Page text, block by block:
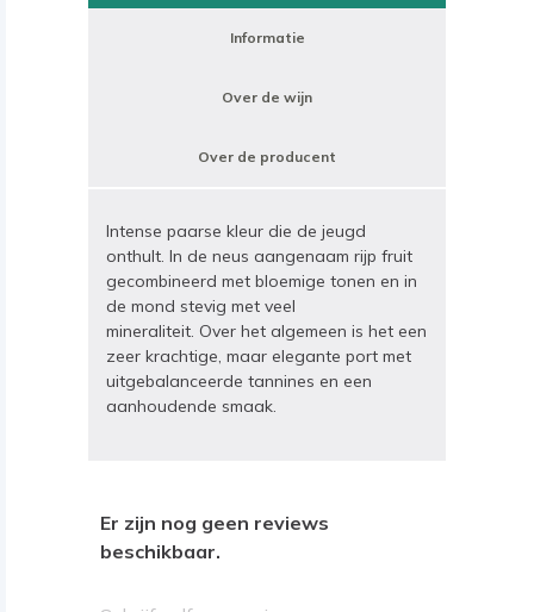
Informatie
Over de wijn
Over de producent
Intense paarse kleur die de jeugd
onthult. In de neus aangenaam rijp fruit
gecombineerd met bloemige tonen en in
de mond stevig met veel
mineraliteit. Over het algemeen is het een
zeer krachtige, maar elegante port met
uitgebalanceerde tannines en een
aanhoudende smaak.
Er zijn nog geen reviews
beschikbaar.